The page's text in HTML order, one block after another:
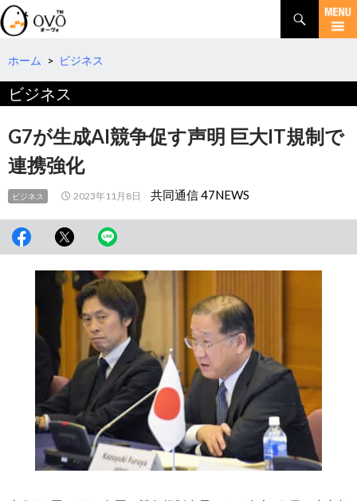
検
索
コ
テ
へ
動
ホーム > ビジネス
ビジネス
G7が生成AI競争促す声明 巨大IT規制で
連携強化
ビジネス 2023年11月8日 共同通信 47NEWS